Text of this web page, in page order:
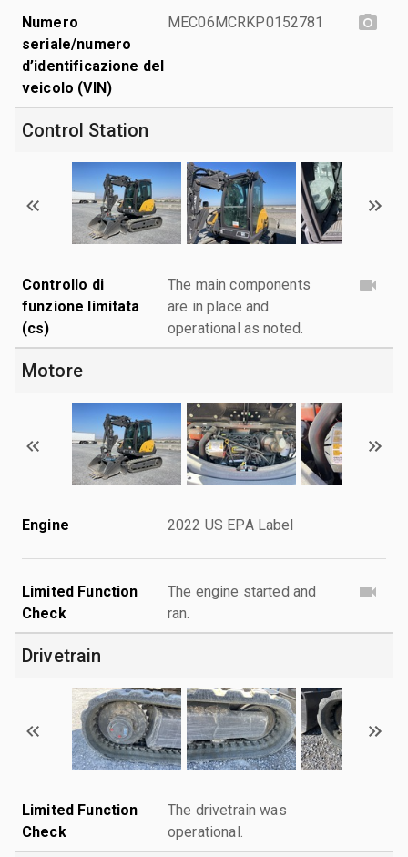
Numero
seriale/numero
d’identificazione del
veicolo (VIN)
MEC06MCRKP0152781
Control Station
Controllo di
funzione limitata
(cs)
The main components
are in place and
operational as noted.
Motore
Engine 2022 US EPA Label
Limited Function
Check
The engine started and
ran.
Drivetrain
Limited Function
Check
The drivetrain was
operational.